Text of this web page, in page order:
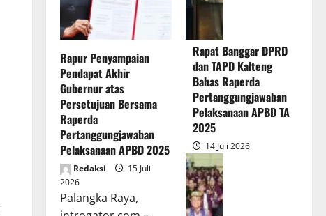
Rapur Penyampaian
Pendapat Akhir
Gubernur atas
Persetujuan Bersama
Raperda
Pertanggungjawaban
Pelaksanaan APBD 2025
Redaksi
15 Juli
2026
Palangka Raya,
Rapat Banggar DPRD
dan TAPD Kalteng
Bahas Raperda
Pertanggungjawaban
Pelaksanaan APBD TA
2025
14 Juli 2026